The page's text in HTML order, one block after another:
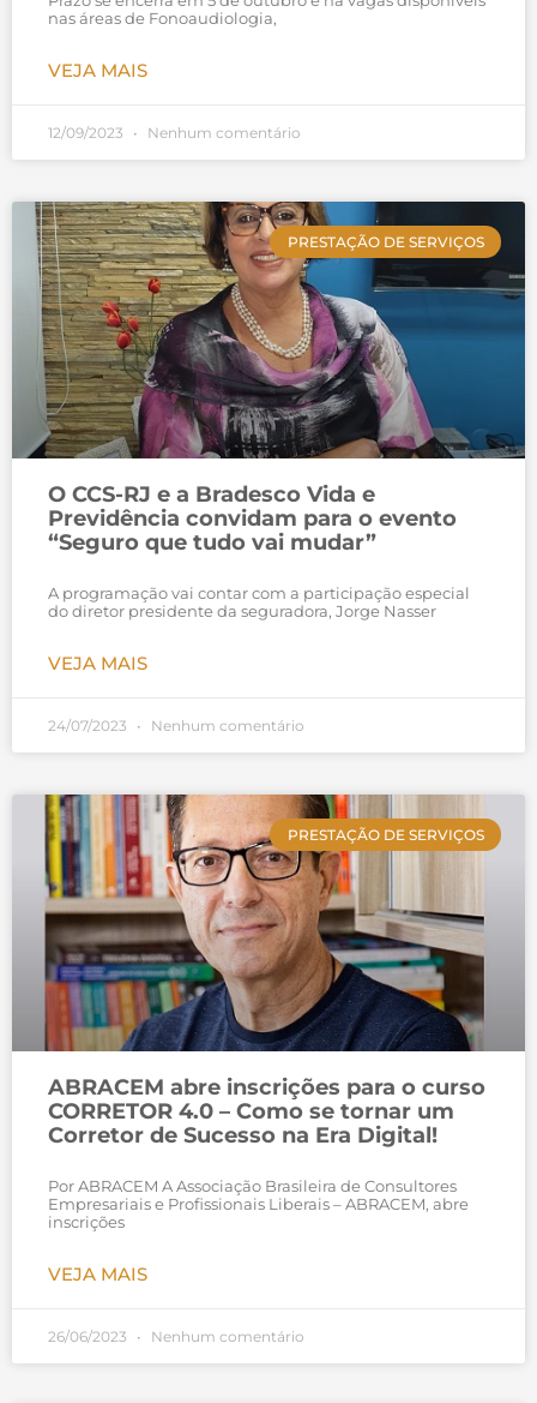
nas áreas de Fonoaudiologia,
VEJA MAIS
12/09/2023 Nenhum comentário
PRESTAÇÃO DE SERVIÇOS
O CCS-RJ e a Bradesco Vida e
Previdência convidam para o evento
“Seguro que tudo vai mudar”
A programação vai contar com a participação especial
do diretor presidente da seguradora, Jorge Nasser
VEJA MAIS
24/07/2023 Nenhum comentário
PRESTAÇÃO DE SERVIÇOS
ABRACEM abre inscrições para o curso
CORRETOR 4.0 – Como se tornar um
Corretor de Sucesso na Era Digital!
Por ABRACEM A Associação Brasileira de Consultores
Empresariais e Profissionais Liberais – ABRACEM, abre
inscrições
VEJA MAIS
26/06/2023 Nenhum comentário